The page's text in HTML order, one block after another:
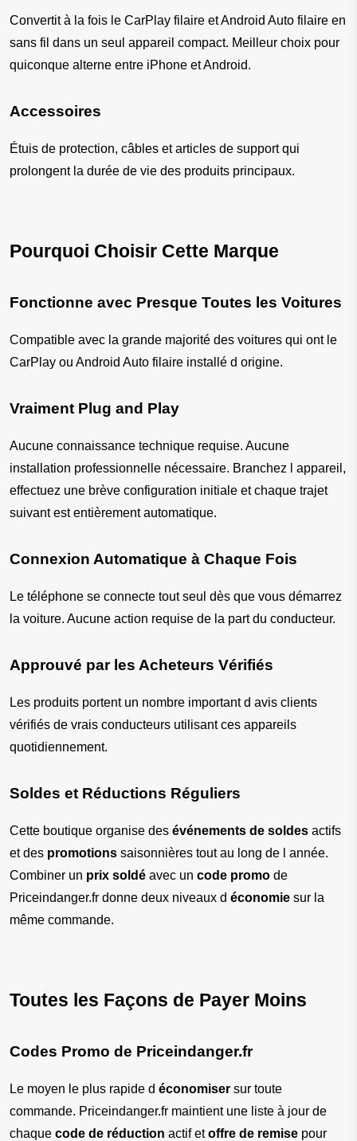
Convertit à la fois le CarPlay filaire et Android Auto filaire en
sans fil dans un seul appareil compact. Meilleur choix pour
quiconque alterne entre iPhone et Android.
Accessoires
Étuis de protection, câbles et articles de support qui
prolongent la durée de vie des produits principaux.
Pourquoi Choisir Cette Marque
Fonctionne avec Presque Toutes les Voitures
Compatible avec la grande majorité des voitures qui ont le
CarPlay ou Android Auto filaire installé d origine.
Vraiment Plug and Play
Aucune connaissance technique requise. Aucune
installation professionnelle nécessaire. Branchez l appareil,
effectuez une brève configuration initiale et chaque trajet
suivant est entièrement automatique.
Connexion Automatique à Chaque Fois
Le téléphone se connecte tout seul dès que vous démarrez
la voiture. Aucune action requise de la part du conducteur.
Approuvé par les Acheteurs Vérifiés
Les produits portent un nombre important d avis clients
vérifiés de vrais conducteurs utilisant ces appareils
quotidiennement.
Soldes et Réductions Réguliers
Cette boutique organise des événements de soldes actifs
et des promotions saisonnières tout au long de l année.
Combiner un prix soldé avec un code promo de
Priceindanger.fr donne deux niveaux d économie sur la
même commande.
Toutes les Façons de Payer Moins
Codes Promo de Priceindanger.fr
Le moyen le plus rapide d économiser sur toute
commande. Priceindanger.fr maintient une liste à jour de
chaque code de réduction actif et offre de remise pour